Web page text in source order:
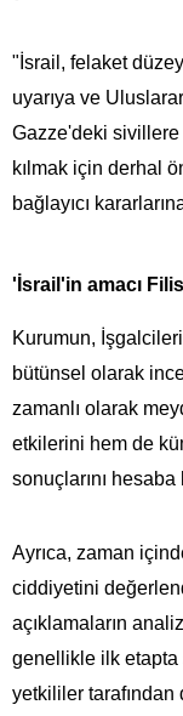
"İsrail, felaket
uyarıya ve
Gazze'deki sivillere
kılmak için derhal
bağlayıcı
'İsrail'in amacı
Kurumun,
bütünsel olarak
zamanlı olarak
etkilerini hem de
sonuçlarını hesaba
Ayrıca, zaman
ciddiyetini
açıklamaların
genellikle ilk etapta
yetkililer